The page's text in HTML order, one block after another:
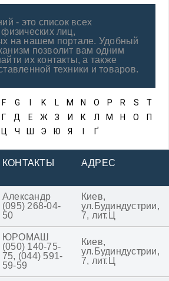
- это список всех
лиц,
на нашем портале. Удобный
позволит вам одним
их контакты, а также
техники и товаров.
F G K L M N O P R S
T
Г Д Е Ж З И К Л М Н О
П
Ц Ч Ш Э Ю Я Ґ
КОНТАКТЫ АДРЕС
Александр
(095) 268-04-
50
Киев,
ул.Будиндустрии,
7, лит.Ц
ЮРОМАШ
(050) 140-75-
75, (044) 591-
59-59
Киев,
ул.Будиндустрии,
7, лит.Ц